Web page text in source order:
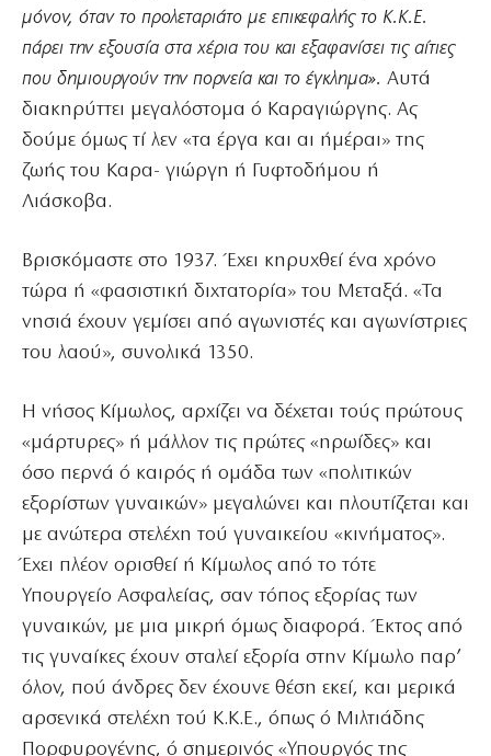
μόνον, όταν το προλεταριάτο με επικεφαλής το Κ.Κ.Ε.
πάρει την εξουσία στα χέρια του και εξαφανίσει τις αίτιες
που δημιουργούν την πορνεία και το έγκλημα». Αυτά
διακηρύττει μεγαλόστομα ό Καραγιώργης. Ας
δούμε όμως τί λεν «τα έργα και αι ήμέραι» της
ζωής του Καρα- γιώργη ή Γυφτοδήμου ή
Λιάσκοβα.
Βρισκόμαστε στο 1937. Έχει κηρυχθεί ένα χρόνο
τώρα ή «φασιστική διχτατορία» του Μεταξά. «Τα
νησιά έχουν γεμίσει από αγωνιστές και αγωνίστριες
του λαού», συνολικά 1350.
Η νήσος Κίμωλος, αρχίζει να δέχεται τούς πρώτους
«μάρτυρες» ή μάλλον τις πρώτες «ηρωίδες» και
όσο περνά ό καιρός ή ομάδα των «πολιτικών
εξορίστων γυναικών» μεγαλώνει και πλουτίζεται και
με ανώτερα στελέχη τού γυναικείου «κινήματος».
Έχει πλέον ορισθεί ή Κίμωλος από το τότε
Υπουργείο Ασφαλείας, σαν τόπος εξορίας των
γυναικών, με μια μικρή όμως διαφορά. Έκτος από
τις γυναίκες έχουν σταλεί εξορία στην Κίμωλο παρ’
όλον, πού άνδρες δεν έχουνε θέση εκεί, και μερικά
αρσενικά στελέχη τού Κ.Κ.Ε., όπως ό Μιλτιάδης
Πορφυρογένης, ό σημερινός «Υπουργός της